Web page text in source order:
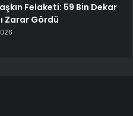
Felaketi: 59 Bin Dekar
Zarar Gördü